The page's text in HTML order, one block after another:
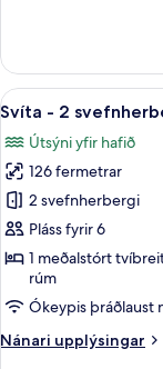
-
vísar
að
(Central)
Skoða
allar
myndir
fyrir
Svíta
-
2
svefnherbergi
-
vísar
að
13
Svíta - 2
Útsýni yfir hafið
126 fermetrar
2 svefnherbergi
Pláss fyrir 6
1 meðalstórt
rúm
Ókeypis þráðlaust
Nánari upplýsingar
Nánari